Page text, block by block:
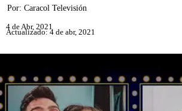
Por: Caracol Televisión
4 de Abr, 2021
Actualizado: 4 de abr, 2021